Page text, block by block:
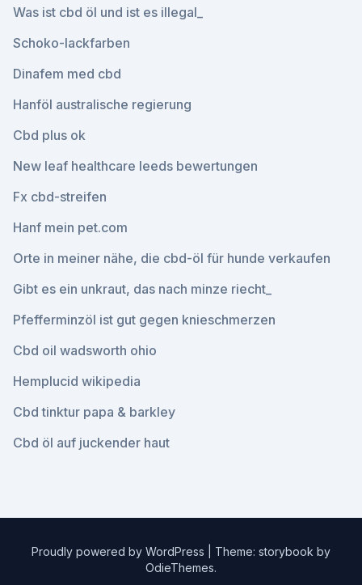
Was ist cbd öl und ist es illegal_
Schoko-lackfarben
Dinafem med cbd
Hanföl australische regierung
Cbd plus ok
New leaf healthcare leeds bewertungen
Fx cbd-streifen
Hanf mein pet.com
Orte in meiner nähe, die cbd-öl für hunde verkaufen
Gibt es ein unkraut, das nach minze riecht_
Pfefferminzöl ist gut gegen knieschmerzen
Cbd oil wadsworth ohio
Hemplucid wikipedia
Cbd tinktur papa & barkley
Cbd öl auf juckender haut
Proudly powered by WordPress
Theme: storybook by
OdieThemes.